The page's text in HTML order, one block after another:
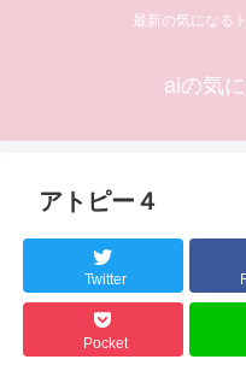
最新の気になる
aiの気
アトピー４
Twitter
Pocket